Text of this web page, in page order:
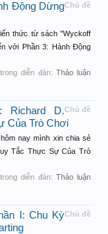
Chủ đề
Động Dừng
thức từ sách "Wyckoff
với Phần 3: Hành Động
diễn đàn: Thảo luận
Chủ đề
Richard D.
Của Trò Chơi
nay mình xin chia sẻ
Tắc Thực Sự Của Trò
diễn đàn: Thảo luận
Chủ đề
I: Chu Kỳ